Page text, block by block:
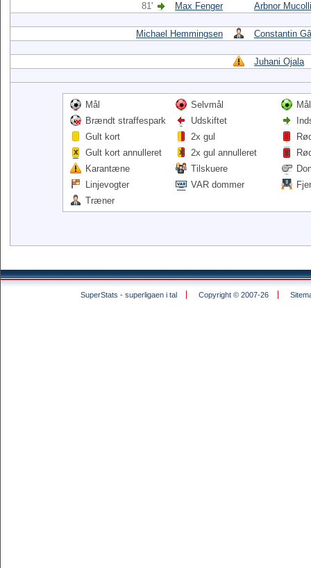
81'
Max Fenger Arbnor Mucolli
Michael Hemmingsen Constantin
Juhani Ojala
Mål Selvmål
Brændt straffespark
Udskiftet
Gult kort
2x gul
Gult kort annulleret
2x gul annulleret
Karantæne
Tilskuere
Linjevogter
VAR dommer
Træner
SuperStats - superligaen i tal Copyright © 2007-26